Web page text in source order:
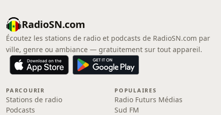
RadioSN.com
Écoutez les stations de radio et podcasts de RadioSN.com par
ville, genre ou ambiance — gratuitement sur tout appareil.
PARCOURIR
Stations de radio
Podcasts
POPULAIRES
Radio Futurs Médias
Sud FM